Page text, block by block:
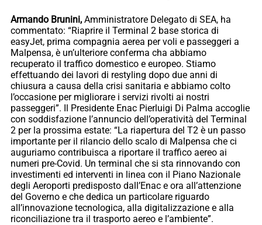
Armando Brunini, Amministratore Delegato di SEA, ha
commentato: “Riaprire il Terminal 2 base storica di
easyJet, prima compagnia aerea per voli e passeggeri a
Malpensa, è un’ulteriore conferma cha abbiamo
recuperato il traffico domestico e europeo. Stiamo
effettuando dei lavori di restyling dopo due anni di
chiusura a causa della crisi sanitaria e abbiamo colto
l’occasione per migliorare i servizi rivolti ai nostri
passeggeri”. Il Presidente Enac Pierluigi Di Palma accoglie
con soddisfazione l’annuncio dell’operatività del Terminal
2 per la prossima estate: “La riapertura del T2 è un passo
importante per il rilancio dello scalo di Malpensa che ci
auguriamo contribuisca a riportare il traffico aereo ai
numeri pre-Covid. Un terminal che si sta rinnovando con
investimenti ed interventi in linea con il Piano Nazionale
degli Aeroporti predisposto dall’Enac e ora all’attenzione
del Governo e che dedica un particolare riguardo
all’innovazione tecnologica, alla digitalizzazione e alla
riconciliazione tra il trasporto aereo e l’ambiente”.